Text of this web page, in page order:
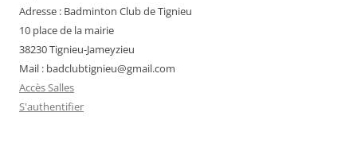
Adresse : Badminton Club de Tignieu
10 place de la mairie
38230 Tignieu-Jameyzieu
Mail : badclubtignieu@gmail.com
Accès Salles
S'authentifier